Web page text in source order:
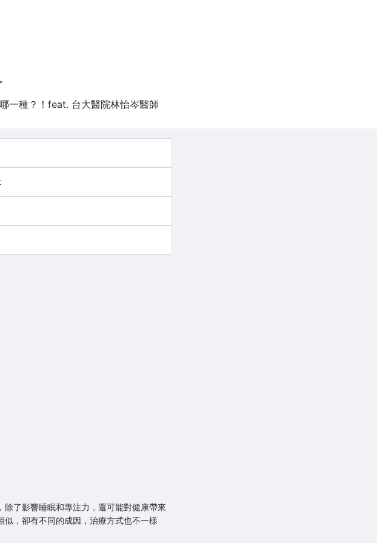
一種？！feat. 台大醫院林怡岑醫師
了影響睡眠和專注力，還可能對健康帶來
，卻有不同的成因，治療方式也不一樣